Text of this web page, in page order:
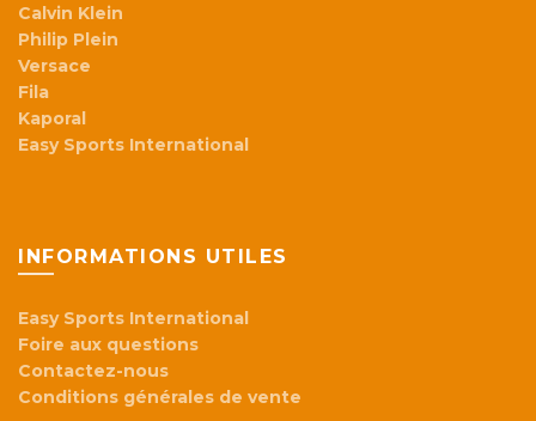
Calvin Klein
Philip Plein
Versace
Fila
Kaporal
Easy Sports International
INFORMATIONS UTILES
Easy Sports International
Foire aux questions
Contactez-nous
Conditions générales de vente